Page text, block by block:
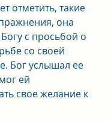
отметить, такие
она
с просьбой о
со своей
Бог услышал ее
ей
свое желание к